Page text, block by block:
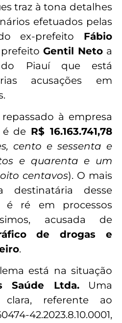
traz à tona detalhes
efetuados pelas
ex-prefeito Fábio
Gentil Netoa
Piauí que está
acusações em
à empresa
é de R$ 16.163.741,78
cento e sessenta e
e quarenta e um
centavos). O mais
desse
é ré em processos
acusada de
de drogas e
.
está na situação
Saúde Ltda.Uma
clara, referente ao
42.2023.8.10.0001,